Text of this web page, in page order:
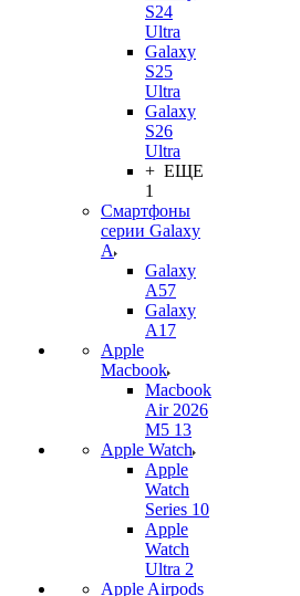
S24
Ultra
Galaxy
S25
Ultra
Galaxy
S26
Ultra
+ ЕЩЕ
1
Смартфоны
серии Galaxy
A
Galaxy
A57
Galaxy
A17
Apple
Macbook
Macbook
Air 2026
M5 13
Apple Watch
Apple
Watch
Series 10
Apple
Watch
Ultra 2
Apple Airpods